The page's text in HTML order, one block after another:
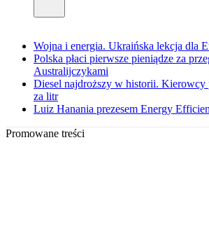
Wojna i energia. Ukraińska lekcja dla
Polska płaci pierwsze pieniądze za
Australijczykami
Diesel najdroższy w historii. Kierowcy
za litr
Luiz Hanania prezesem Energy
Promowane treści